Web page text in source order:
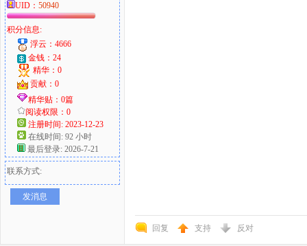
UID： 50940
积分信息:
浮云：4666
金钱：24
精华：0
贡献：0
精华贴：0篇
阅读权限：0
注册时间: 2023-12-23
在线时间: 92 小时
最后登录: 2026-7-21
联系方式:
发消息
回复 支持 反对